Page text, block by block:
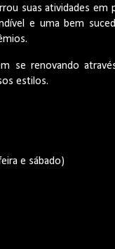
suas atividades
e uma bem
se renovando
estilos.
e sábado)